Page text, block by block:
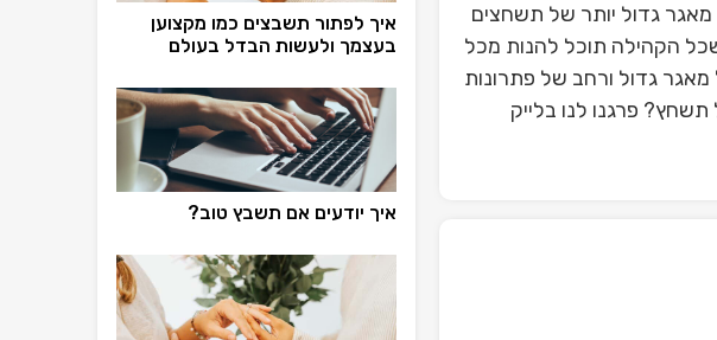
גדול יותר של תשחצים
הקהילה תוכל להנות מכל
גדול ורחב של פתרונות
פרגנו לנו בלייק
איך לפתור תשבצים כמו מקצוען
בעצמך ולעשות הבדל בעולם
איך יודעים אם תשבץ טוב?